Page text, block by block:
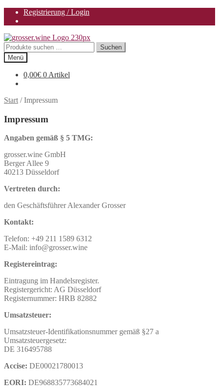
Registrierung / Login
Zur
Navigation
springen
Zum
Inhalt
springen
Suchen
nach:
Suchen
Menü
0,00€ 0 Artikel
Start /Impressum
Impressum
Angaben gemäß § 5 TMG:
grosser.wine GmbH
Berger Allee 9
40213 Düsseldorf
Vertreten durch:
den Geschäftsführer Alexander Grosser
Kontakt:
Telefon: +49 211 1589 6312
E-Mail: info@grosser.wine
Registereintrag:
Eintragung im Handelsregister.
Registergericht: AG Düsseldorf
Registernummer: HRB 82882
Umsatzsteuer:
Umsatzsteuer-Identifikationsnummer gemäß §27 a
Umsatzsteuergesetz:
DE 316495788
Accise: DE00021780013
EORI: DE968835773684021